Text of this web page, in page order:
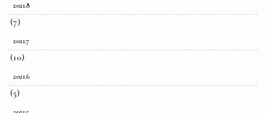
2021.8
(7)
2021.7
(10)
2021.6
(5)